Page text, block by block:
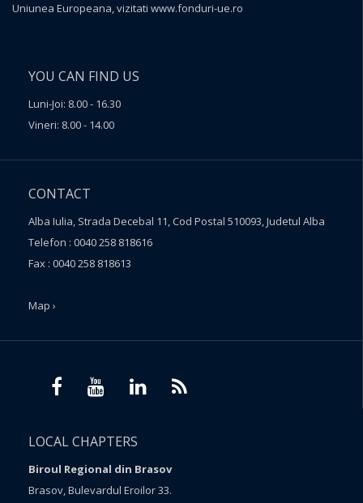
Uniunea Europeana, vizitati www.fonduri-ue.ro
YOU CAN FIND US
Luni-Joi: 8.00 - 16.30
Vineri: 8.00 - 14.00
CONTACT
Alba Iulia, Strada Decebal 11, Cod Postal 510093, Judetul Alba
Telefon : 0040 258 818616
Fax : 0040 258 818613
Map ›
LOCAL CHAPTERS
Biroul Regional din Brasov
Brasov, Bulevardul Eroilor 33.